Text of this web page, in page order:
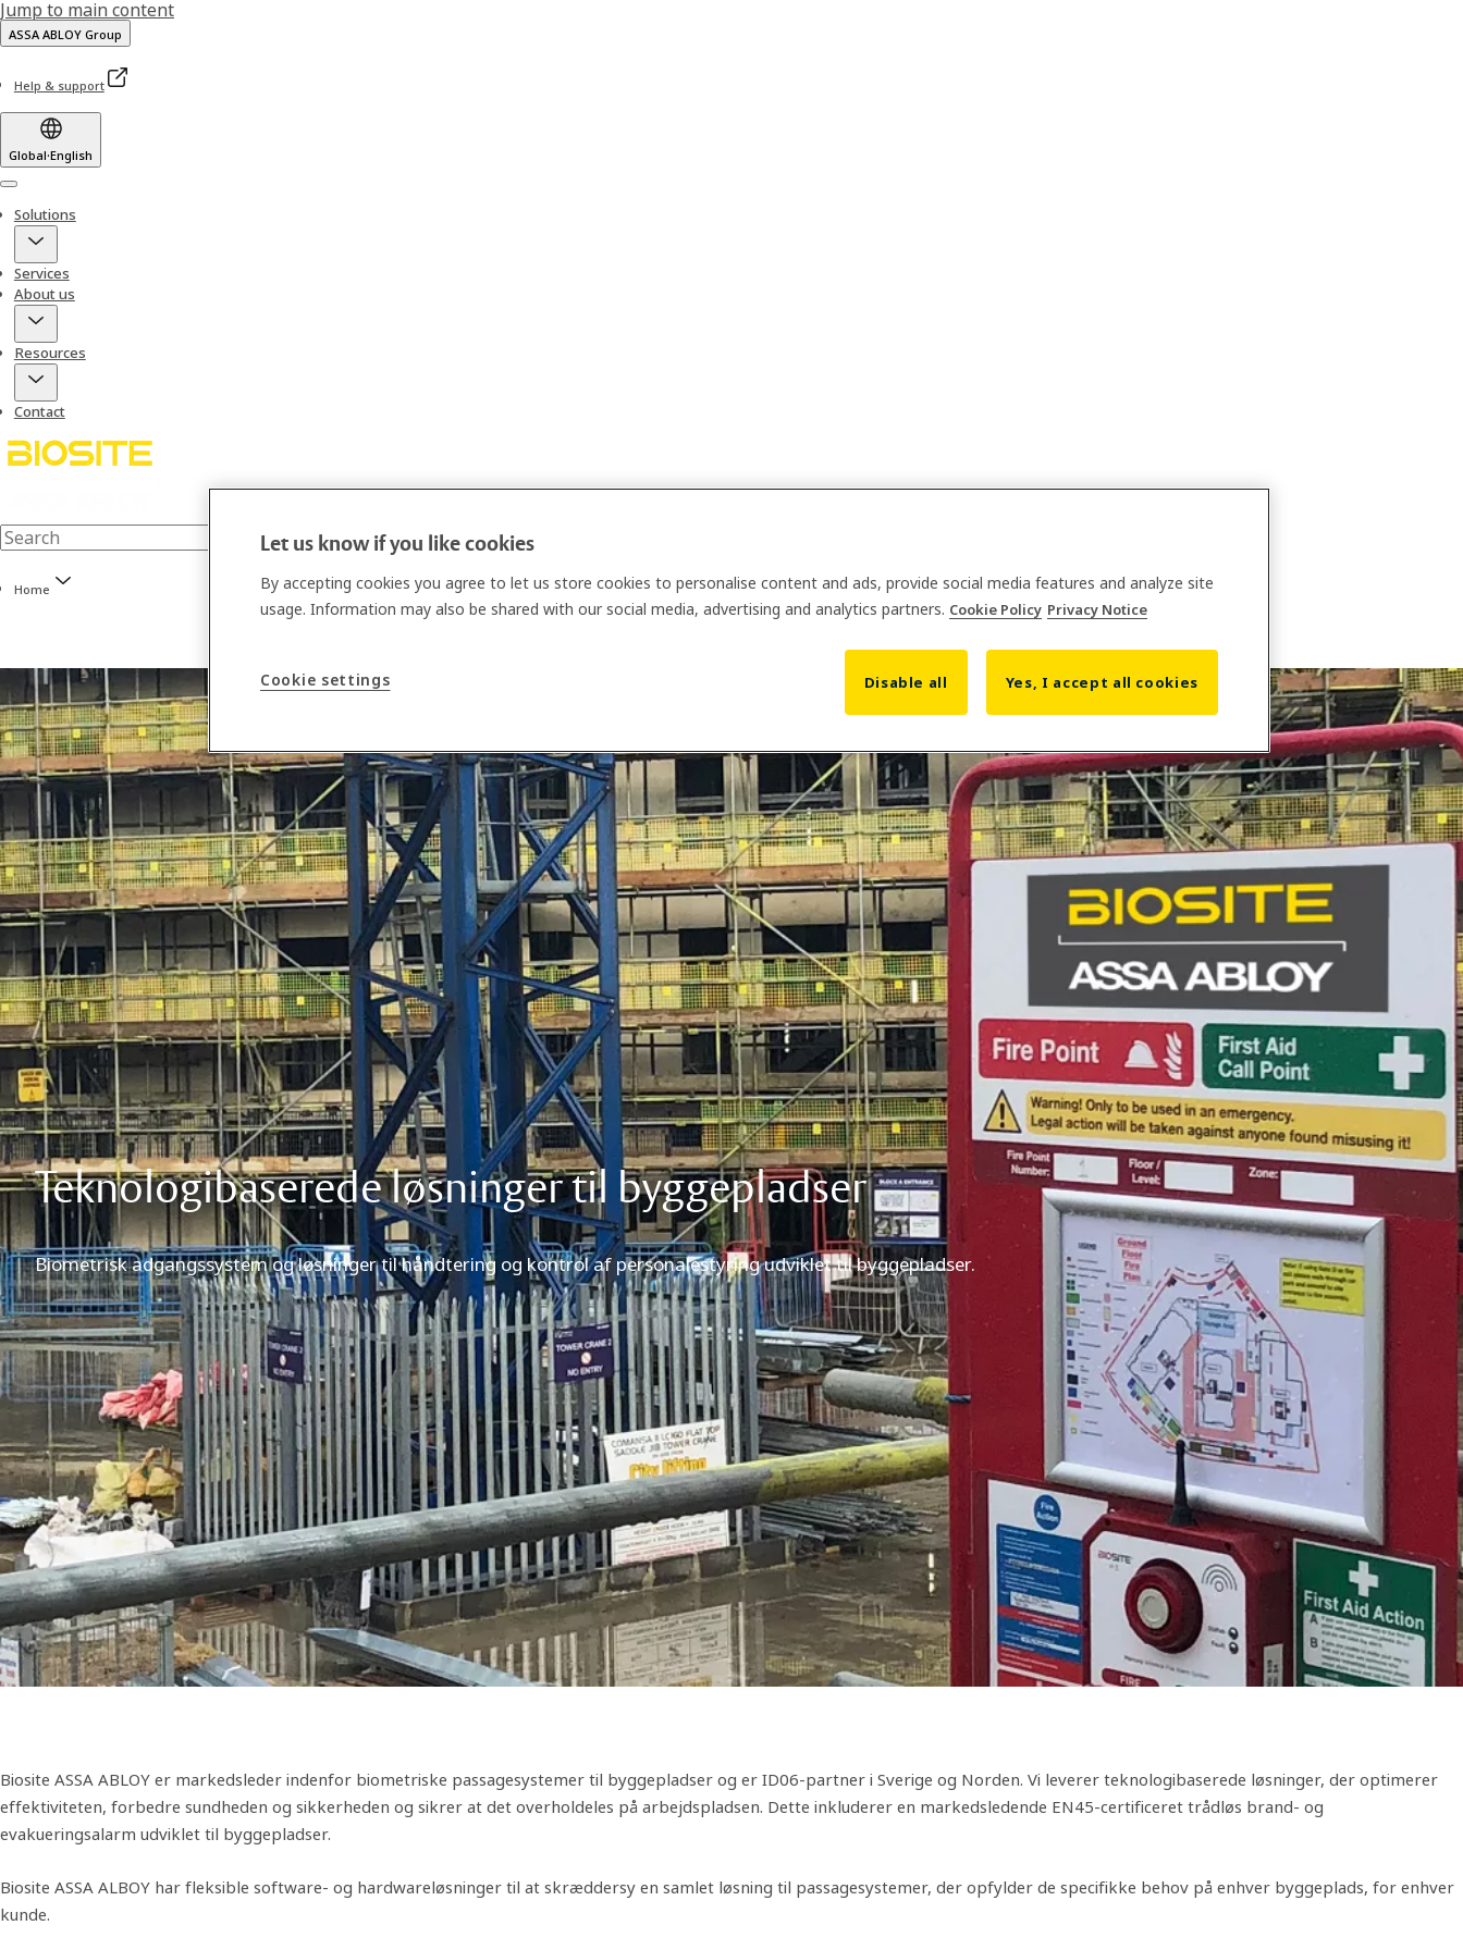
Jump to main content
ASSA ABLOY Group
Help & support
Global·English
Menu
Solutions
Services
About us
Resources
Contact
Home
Teknologibaserede løsninger til byggepladser
Biometrisk adgangssystem og løsninger til håndtering og kontrol af personalestyring udviklet til byggepladser.
Biosite ASSA ABLOY er markedsleder indenfor biometriske passagesystemer til byggepladser og er ID06-partner i Sverige og Norden. Vi leverer teknologibaserede løsninger, der optimerer
effektiviteten, forbedre sundheden og sikkerheden og sikrer at det overholdeles på arbejdspladsen. Dette inkluderer en markedsledende EN45-certificeret trådløs brand- og
evakueringsalarm udviklet til byggepladser.
Biosite ASSA ALBOY har fleksible software- og hardwareløsninger til at skræddersy en samlet løsning til passagesystemer, der opfylder de specifikke behov på enhver byggeplads, for enhver
kunde.
Let us know if you like cookies
By accepting cookies you agree to let us store cookies to personalise content and ads, provide social media features and analyze site
usage. Information may also be shared with our social media, advertising and analytics partners. Cookie Policy Privacy Notice
Cookie settings Disable all Yes, I accept all cookies